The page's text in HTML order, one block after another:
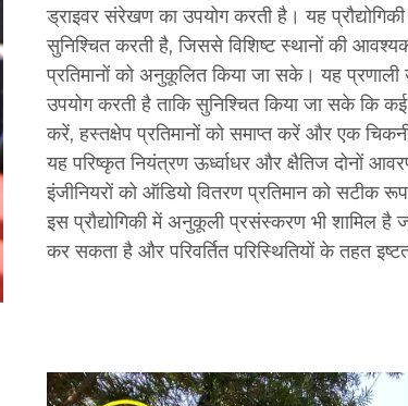
ड्राइवर संरेखण का उपयोग करती है। यह
सुनिश्चित करती है, जिससे विशिष्ट स्थानों की
प्रतिमानों को अनुकूलित किया जा सके। यह
उपयोग करती है ताकि सुनिश्चित किया जा सके कि
करें, हस्तक्षेप प्रतिमानों को समाप्त करें और एक
यह परिष्कृत नियंत्रण ऊर्ध्वाधर और क्षैतिज दोनों
इंजीनियरों को ऑडियो वितरण प्रतिमान को सटीक
इस प्रौद्योगिकी में अनुकूली प्रसंस्करण भी शामिल है
कर सकता है और परिवर्तित परिस्थितियों के तहत